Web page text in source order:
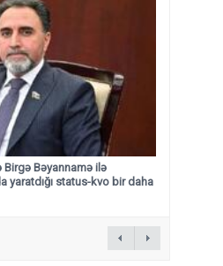
Bəyannamə ilə
yaratdığı status-kvo bir daha